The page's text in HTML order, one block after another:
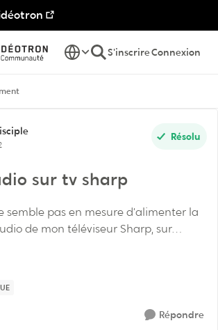
contenu
S'inscrireConnexion
de forum Résolu
sur tv sharp
de mon téléviseur Sharp, sur
Aventree connectés. Ça
Répondre